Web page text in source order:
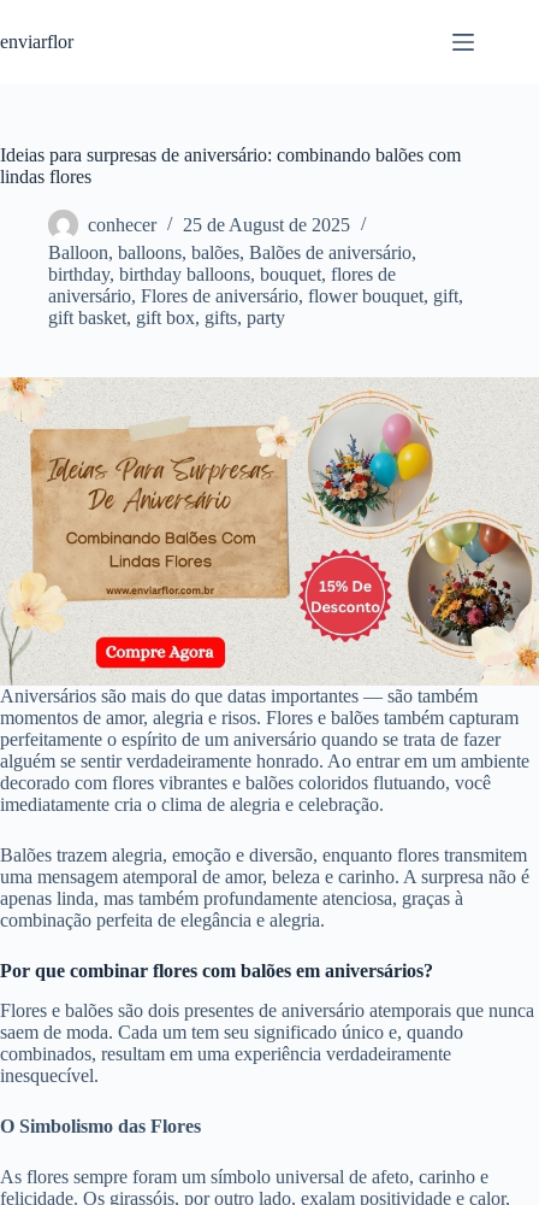
k
c
o
enviarflor
Ideias para surpresas de aniversário: combinando balões com
lindas flores
conhecer
25 de August de 2025
Balloon, balloons, balões, Balões de aniversário,
birthday, birthday balloons, bouquet, flores de
aniversário, Flores de aniversário, flower bouquet, gift,
gift basket, gift box, gifts, party
Aniversários são mais do que datas importantes — são também
momentos de amor, alegria e risos. Flores e balões também capturam
perfeitamente o espírito de um aniversário quando se trata de fazer
alguém se sentir verdadeiramente honrado. Ao entrar em um ambiente
decorado com flores vibrantes e balões coloridos flutuando, você
imediatamente cria o clima de alegria e celebração.
Balões trazem alegria, emoção e diversão, enquanto flores transmitem
uma mensagem atemporal de amor, beleza e carinho. A surpresa não é
apenas linda, mas também profundamente atenciosa, graças à
combinação perfeita de elegância e alegria.
Por que combinar flores com balões em aniversários?
Flores e balões são dois presentes de aniversário atemporais que nunca
saem de moda. Cada um tem seu significado único e, quando
combinados, resultam em uma experiência verdadeiramente
inesquecível.
O Simbolismo das Flores
As flores sempre foram um símbolo universal de afeto, carinho e
felicidade. Os girassóis, por outro lado, exalam positividade e calor,